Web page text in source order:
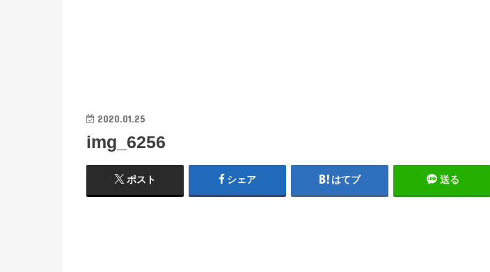
2020.01.25
img_6256
ポスト シェア はてブ 送る